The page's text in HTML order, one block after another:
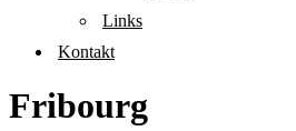
Links
Kontakt
Fribourg